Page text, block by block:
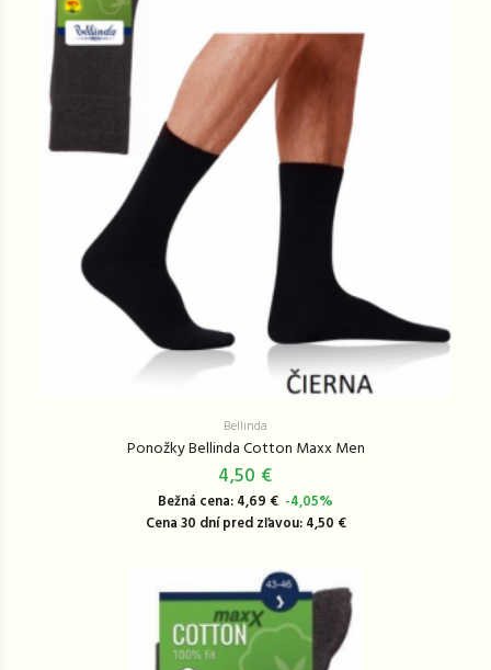
Bellinda
Ponožky Bellinda Cotton Maxx Men
4,50 €
Bežná cena: 4,69 € -4,05%
Cena 30 dní pred zľavou: 4,50 €